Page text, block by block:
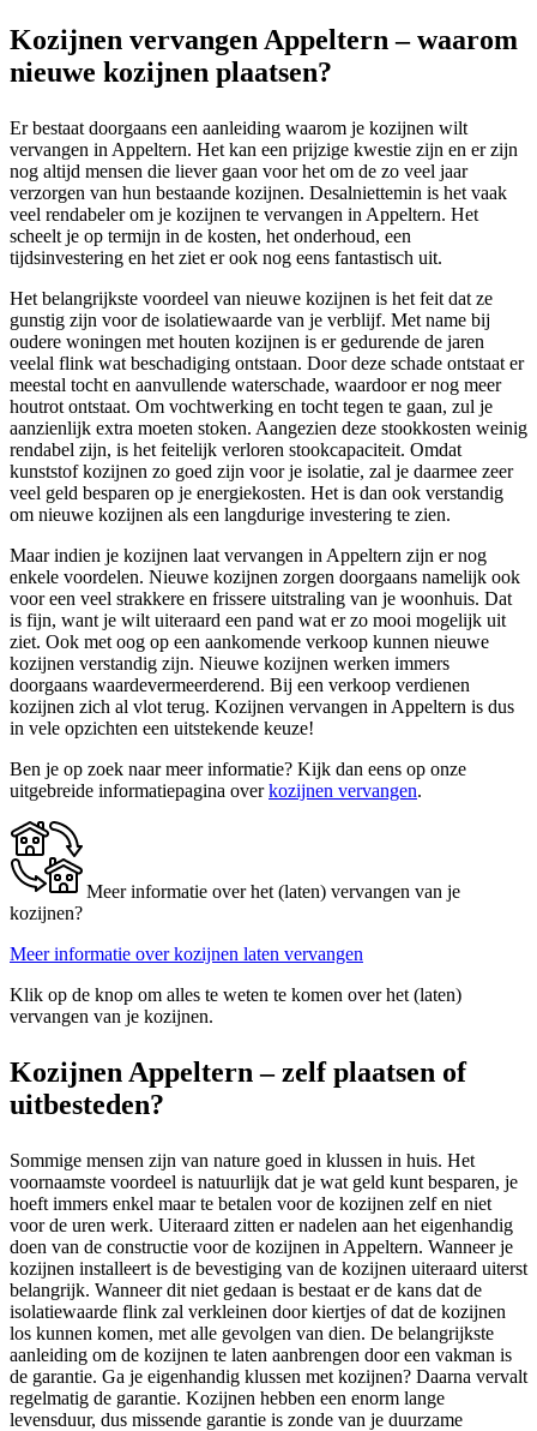
Kozijnen vervangen Appeltern – waarom
nieuwe kozijnen plaatsen?
Er bestaat doorgaans een aanleiding waarom je kozijnen wilt
vervangen in Appeltern. Het kan een prijzige kwestie zijn en er zijn
nog altijd mensen die liever gaan voor het om de zo veel jaar
verzorgen van hun bestaande kozijnen. Desalniettemin is het vaak
veel rendabeler om je kozijnen te vervangen in Appeltern. Het
scheelt je op termijn in de kosten, het onderhoud, een
tijdsinvestering en het ziet er ook nog eens fantastisch uit.
Het belangrijkste voordeel van nieuwe kozijnen is het feit dat ze
gunstig zijn voor de isolatiewaarde van je verblijf. Met name bij
oudere woningen met houten kozijnen is er gedurende de jaren
veelal flink wat beschadiging ontstaan. Door deze schade ontstaat er
meestal tocht en aanvullende waterschade, waardoor er nog meer
houtrot ontstaat. Om vochtwerking en tocht tegen te gaan, zul je
aanzienlijk extra moeten stoken. Aangezien deze stookkosten weinig
rendabel zijn, is het feitelijk verloren stookcapaciteit. Omdat
kunststof kozijnen zo goed zijn voor je isolatie, zal je daarmee zeer
veel geld besparen op je energiekosten. Het is dan ook verstandig
om nieuwe kozijnen als een langdurige investering te zien.
Maar indien je kozijnen laat vervangen in Appeltern zijn er nog
enkele voordelen. Nieuwe kozijnen zorgen doorgaans namelijk ook
voor een veel strakkere en frissere uitstraling van je woonhuis. Dat
is fijn, want je wilt uiteraard een pand wat er zo mooi mogelijk uit
ziet. Ook met oog op een aankomende verkoop kunnen nieuwe
kozijnen verstandig zijn. Nieuwe kozijnen werken immers
doorgaans waardevermeerderend. Bij een verkoop verdienen
kozijnen zich al vlot terug. Kozijnen vervangen in Appeltern is dus
in vele opzichten een uitstekende keuze!
Ben je op zoek naar meer informatie? Kijk dan eens op onze
uitgebreide informatiepagina overkozijnen vervangen.
Meer informatie over het (laten) vervangen van je
kozijnen?
Meer informatie over kozijnen laten vervangen
Klik op de knop om alles te weten te komen over het (laten)
vervangen van je kozijnen.
Kozijnen Appeltern – zelf plaatsen of
uitbesteden?
Sommige mensen zijn van nature goed in klussen in huis. Het
voornaamste voordeel is natuurlijk dat je wat geld kunt besparen, je
hoeft immers enkel maar te betalen voor de kozijnen zelf en niet
voor de uren werk. Uiteraard zitten er nadelen aan het eigenhandig
doen van de constructie voor de kozijnen in Appeltern. Wanneer je
kozijnen installeert is de bevestiging van de kozijnen uiteraard uiterst
belangrijk. Wanneer dit niet gedaan is bestaat er de kans dat de
isolatiewaarde flink zal verkleinen door kiertjes of dat de kozijnen
los kunnen komen, met alle gevolgen van dien. De belangrijkste
aanleiding om de kozijnen te laten aanbrengen door een vakman is
de garantie. Ga je eigenhandig klussen met kozijnen? Daarna vervalt
regelmatig de garantie. Kozijnen hebben een enorm lange
levensduur, dus missende garantie is zonde van je duurzame